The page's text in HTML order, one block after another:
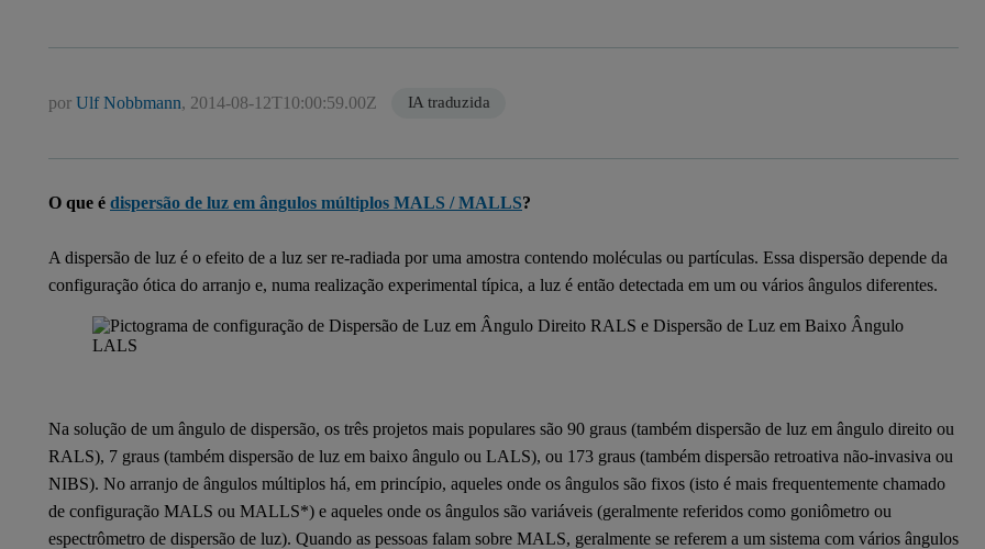
por Ulf Nobbmann 2014-08-12T10:00:59.00Z IA traduzida
O que é dispersão de luz em ângulos múltiplos MALS / MALLS?
A dispersão de luz é o efeito de a luz ser re-radiada por uma amostra contendo moléculas ou partículas. Essa dispersão depende da
configuração ótica do arranjo e, numa realização experimental típica, a luz é então detectada em um ou vários ângulos diferentes.
Na solução de um ângulo de dispersão, os três projetos mais populares são 90 graus (também dispersão de luz em ângulo direito ou
RALS), 7 graus (também dispersão de luz em baixo ângulo ou LALS), ou 173 graus (também dispersão retroativa não-invasiva ou
NIBS). No arranjo de ângulos múltiplos há, em princípio, aqueles onde os ângulos são fixos (isto é mais frequentemente chamado
de configuração MALS ou MALLS*) e aqueles onde os ângulos são variáveis (geralmente referidos como goniômetro ou
espectrômetro de dispersão de luz). Quando as pessoas falam sobre MALS, geralmente se referem a um sistema com vários ângulos